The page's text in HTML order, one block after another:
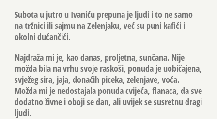
Subota u jutro u Ivaniću prepuna je ljudi i to ne samo
na tržnici ili sajmu na Zelenjaku, već su puni kafići i
okolni dućančići.
Najdraža mi je, kao danas, proljetna, sunčana. Nije
možda bila na vrhu svoje raskoši, ponuda je uobičajena,
svježeg sira, jaja, donaćih piceka, zelenjave, voća.
Možda mi je nedostajala ponuda cvijeća, flanaca, da sve
dodatno živne i oboji se dan, ali uvijek se susretnu dragi
ljudi.